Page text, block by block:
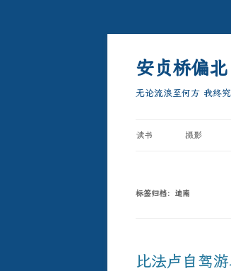
跳
正
文
安贞桥偏北
无论流浪至何方 我终
读书 摄影
标签归档： 迪南
比法卢自驾